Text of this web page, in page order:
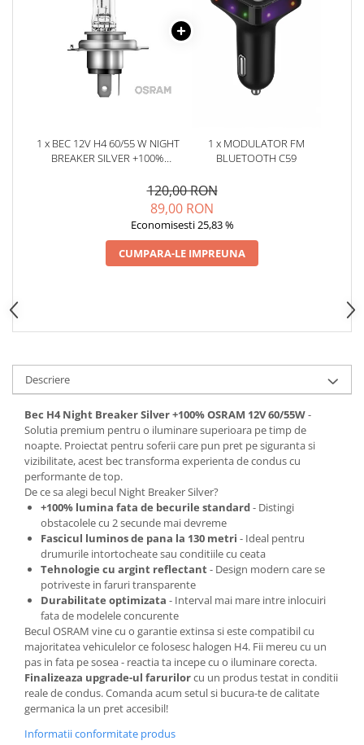
Pompa Spalator Parbriz
Accesorii Camioane
Lampi si Proiectoare Camion
Marcaje si Echipamente de
Echipamente Electrice si
Echipamente ADR si Utilitare
Aditivi DPF, Sistem Racire si
Servodirectie
Spray Curatare Frane
Lubrifianti si Spray-uri de Curatare
Curatare si Detailing Interior
Vopsitorie, Chituri si Adezivi
Curatare si Detailing Exterior
Articole Auto Sezoniere
Produse de Iarna
Cabluri Pornire
Produse de Vara
1 x BEC 12V H4 60/55 W NIGHT
BREAKER SILVER +100%
1 x MODULATOR FM
BLUETOOTH C59
120,00 RON
89,00 RON
Economisesti 25,83 %
CUMPARA-LE IMPREUNA
Descriere
Bec H4 Night Breaker Silver +100% OSRAM 12V 60/55W-
Solutia premium pentru o iluminare superioara pe timp de
noapte. Proiectat pentru soferii care pun pret pe siguranta si
vizibilitate, acest bec transforma experienta de condus cu
performante de top.
De ce sa alegi becul Night Breaker Silver?
+100% lumina fata de becurile standard- Distingi
obstacolele cu 2 secunde mai devreme
Fascicul luminos de pana la 130 metri - Ideal pentru
drumurile intortocheate sau conditiile cu ceata
Tehnologie cu argint reflectant- Design modern care se
potriveste in faruri transparente
Durabilitate optimizata - Interval mai mare intre inlocuiri
fata de modelele concurente
Becul OSRAM vine cu o garantie extinsa si este compatibil cu
majoritatea vehiculelor ce folosesc halogen H4. Fii mereu cu un
pas in fata pe sosea - reactia ta incepe cu o iluminare corecta.
Finalizeaza upgrade-ul farurilorcu un produs testat in conditii
reale de condus. Comanda acum setul si bucura-te de calitate
germanica la un pret accesibil!
Informatii conformitate produs